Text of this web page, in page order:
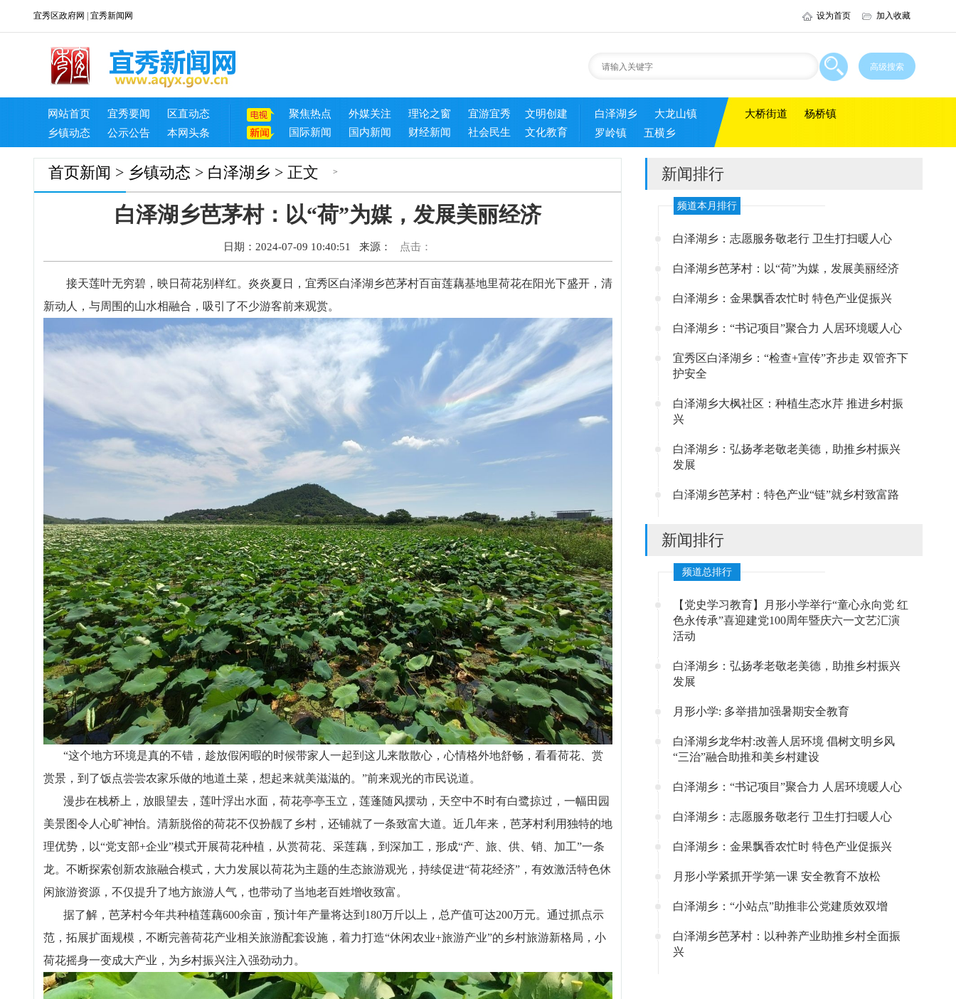
宜秀区政府网 宜秀新闻网 设为首页 加入收藏
网站首页 宜秀要闻
区直动态
乡镇动态
公示公告 本网头条
聚焦热点 外媒关注 理论之窗 宜游宜秀
文明创建
国际新闻
国内新闻 财经新闻 社会民生 文化教育
白泽湖乡
大龙山镇
罗岭镇
五横乡
大桥街道 杨桥镇
首页 >
新闻 > 乡镇动态 > 白泽湖乡 > 正文
白泽湖乡芭茅村：以“荷”为媒，发展美丽经济
日期：2024-07-09 10:40:51 来源： 点击：
接天莲叶无穷碧，映日荷花别样红。炎炎夏日，宜秀区白泽湖乡芭茅村百亩莲藕基地里荷花在阳光下盛开，清
新动人，与周围的山水相融合，吸引了不少游客前来观赏。
“这个地方环境是真的不错，趁放假闲暇的时候带家人一起到这儿来散散心，心情格外地舒畅，看看荷花、赏
赏景，到了饭点尝尝农家乐做的地道土菜，想起来就美滋滋的。”前来观光的市民说道。
漫步在栈桥上，放眼望去，莲叶浮出水面，荷花亭亭玉立，莲蓬随风摆动，天空中不时有白鹭掠过，一幅田园
美景图令人心旷神怡。清新脱俗的荷花不仅扮靓了乡村，还铺就了一条致富大道。近几年来，芭茅村利用独特的地
理优势，以“党支部+企业”模式开展荷花种植，从赏荷花、采莲藕，到深加工，形成“产、旅、供、销、加工”一条
龙。不断探索创新农旅融合模式，大力发展以荷花为主题的生态旅游观光，持续促进“荷花经济”，有效激活特色休
闲旅游资源，不仅提升了地方旅游人气，也带动了当地老百姓增收致富。
据了解，芭茅村今年共种植莲藕600余亩，预计年产量将达到180万斤以上，总产值可达200万元。通过抓点示
范，拓展扩面规模，不断完善荷花产业相关旅游配套设施，着力打造“休闲农业+旅游产业”的乡村旅游新格局，小
荷花摇身一变成大产业，为乡村振兴注入强劲动力。
新闻排行
频道本月排行
白泽湖乡：志愿服务敬老行 卫生打扫暖人心
白泽湖乡芭茅村：以“荷”为媒，发展美丽经济
白泽湖乡：金果飘香农忙时 特色产业促振兴
白泽湖乡：“书记项目”聚合力 人居环境暖人心
宜秀区白泽湖乡：“检查+宣传”齐步走 双管齐下
护安全
白泽湖乡大枫社区：种植生态水芹 推进乡村振
兴
白泽湖乡：弘扬孝老敬老美德，助推乡村振兴
发展
白泽湖乡芭茅村：特色产业“链”就乡村致富路
新闻排行
频道总排行
【党史学习教育】月形小学举行“童心永向党 红
色永传承”喜迎建党100周年暨庆六一文艺汇演
活动
白泽湖乡：弘扬孝老敬老美德，助推乡村振兴
发展
月形小学: 多举措加强暑期安全教育
白泽湖乡龙华村:改善人居环境 倡树文明乡风
“三治”融合助推和美乡村建设
白泽湖乡：“书记项目”聚合力 人居环境暖人心
白泽湖乡：志愿服务敬老行 卫生打扫暖人心
白泽湖乡：金果飘香农忙时 特色产业促振兴
月形小学紧抓开学第一课 安全教育不放松
白泽湖乡：“小站点”助推非公党建质效双增
白泽湖乡芭茅村：以种养产业助推乡村全面振
兴